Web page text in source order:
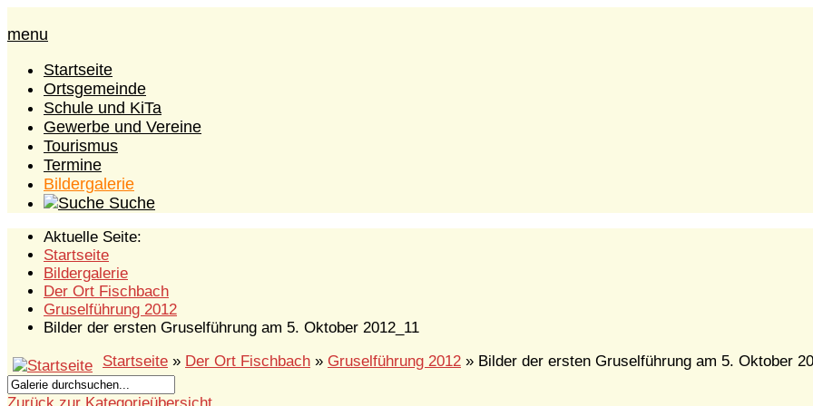
menu
Startseite
Ortsgemeinde
Schule und KiTa
Gewerbe und Vereine
Tourismus
Termine
Bildergalerie
Suche
Aktuelle Seite:
Startseite
Bildergalerie
Der Ort Fischbach
Gruselführung 2012
Bilder der ersten Gruselführung am 5. Oktober 2012_11
Startseite » Der Ort Fischbach » Gruselführung 2012 » Bilder der ersten Gruselführung am 5. Oktober